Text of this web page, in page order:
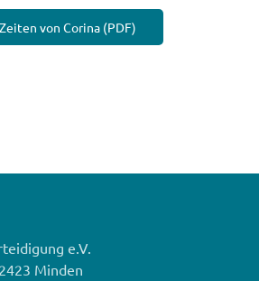
von Corina (PDF)
e.V.
Minden